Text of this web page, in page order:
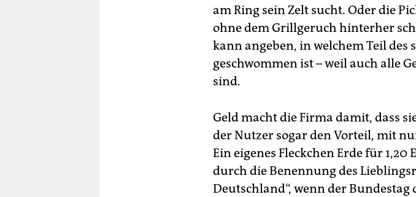
am Ring sein Zelt sucht. Oder die
ohne dem Grillgeruch hinterher
kann angeben, in welchem Teil des
geschwommen ist – weil auch alle
sind.
Geld macht die Firma damit, dass
der Nutzer sogar den Vorteil, mit
Ein eigenes Fleckchen Erde für 1,20
durch die Benennung des
Deutschland“, wenn der